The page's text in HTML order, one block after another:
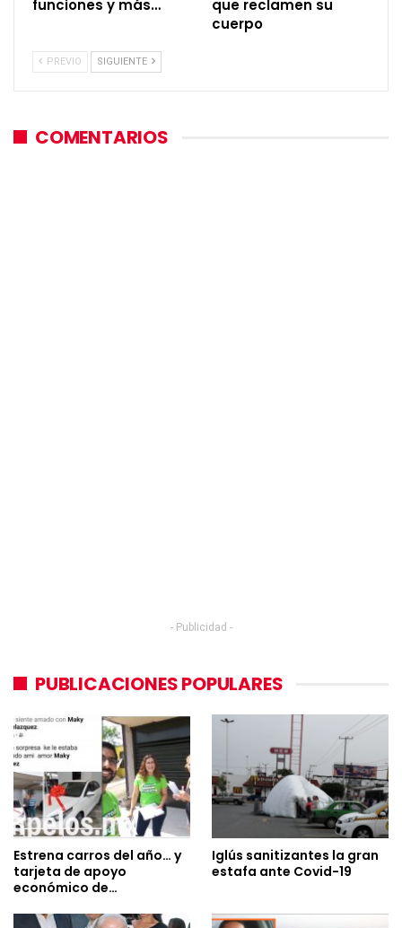
funciones y más…
que reclamen su
cuerpo
PREVIO SIGUIENTE
COMENTARIOS
- Publicidad -
PUBLICACIONES POPULARES
Estrena carros del año… y
tarjeta de apoyo
económico de…
Iglús sanitizantes la gran
estafa ante Covid-19